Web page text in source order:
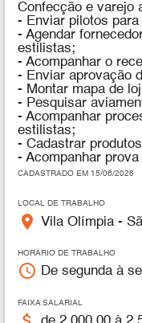
Confecção e varejo
- Enviar pilotos
- Agendar
estilistas;
- Acompanhar o
- Enviar aprovação
- Montar mapa de
- Pesquisar
- Acompanhar
estilistas;
- Cadastrar
- Acompanhar
CADASTRADO EM 15/06/2026
LOCAL DE TRABALHO
place Vila Olímpia -
HORÁRIO DE TRABALHO
access_time De segunda à
FAIXA SALARIAL